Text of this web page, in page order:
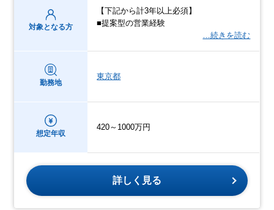
対象となる方
【下記から計3年以上必須】
■提案型の営業経験
…続きを読む
勤務地
東京都
想定年収
420～1000万円
詳しく見る